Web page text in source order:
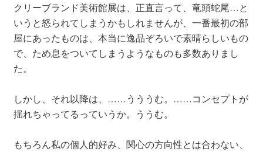
クリーブランド美術館展は、正直言って、竜頭蛇尾…と
いうと怒られてしまうかもしれませんが、一番最初の部
屋にあったものは、本当に逸品ぞろいで素晴らしいもの
で、ため息をついてしまうようなものも多数ありまし
た。
しかし、それ以降は、……うううむ。……コンセプトが
揺れちゃってるっていうか。ううむ。
もちろん私の個人的好み、関心の方向性とは合わない、